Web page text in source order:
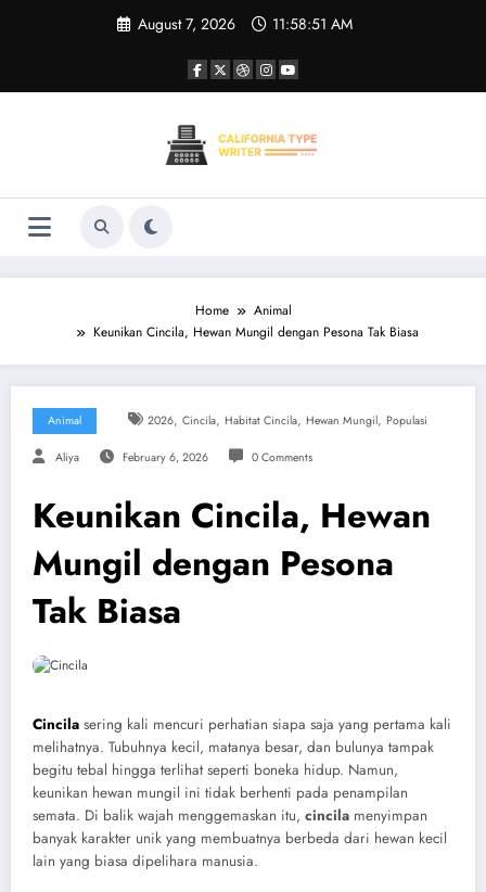
August 7, 2026 11:58:51 AM
Home
Animal
Keunikan Cincila, Hewan Mungil dengan Pesona Tak Biasa
Animal 2026, Cincila, Habitat Cincila, Hewan Mungil, Populasi
Aliya February 6, 2026 0 Comments
Keunikan Cincila, Hewan
Mungil dengan Pesona
Tak Biasa
Cincila sering kali mencuri perhatian siapa saja yang pertama kali
melihatnya. Tubuhnya kecil, matanya besar, dan bulunya tampak
begitu tebal hingga terlihat seperti boneka hidup. Namun,
keunikan hewan mungil ini tidak berhenti pada penampilan
semata. Di balik wajah menggemaskan itu, cincila menyimpan
banyak karakter unik yang membuatnya berbeda dari hewan kecil
lain yang biasa dipelihara manusia.